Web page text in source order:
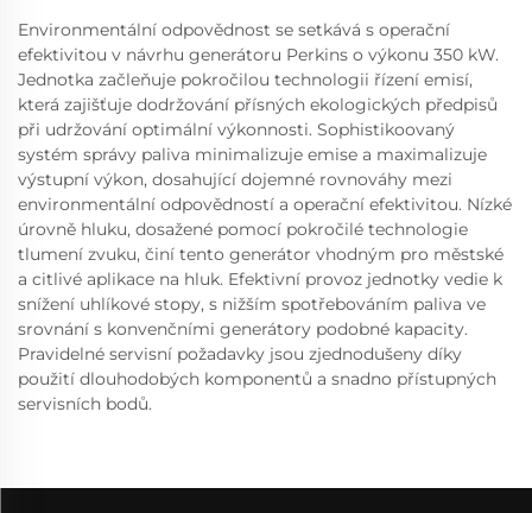
Environmentální odpovědnost se setkává s operační
efektivitou v návrhu generátoru Perkins o výkonu 350 kW.
Jednotka začleňuje pokročilou technologii řízení emisí,
která zajišťuje dodržování přísných ekologických předpisů
při udržování optimální výkonnosti. Sophistikoovaný
systém správy paliva minimalizuje emise a maximalizuje
výstupní výkon, dosahující dojemné rovnováhy mezi
environmentální odpovědností a operační efektivitou. Nízké
úrovně hluku, dosažené pomocí pokročilé technologie
tlumení zvuku, činí tento generátor vhodným pro městské
a citlivé aplikace na hluk. Efektivní provoz jednotky vedie k
snížení uhlíkové stopy, s nižším spotřebováním paliva ve
srovnání s konvenčními generátory podobné kapacity.
Pravidelné servisní požadavky jsou zjednodušeny díky
použití dlouhodobých komponentů a snadno přístupných
servisních bodů.